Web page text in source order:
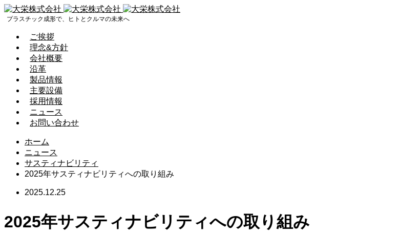
プラスチック成形で、ヒトとクルマの未来へ
ご挨拶
理念&方針
会社概要
沿革
製品情報
主要設備
採用情報
ニュース
お問い合わせ
ホーム
ニュース
サスティナビリティ
2025年サスティナビリティへの取り組み
2025.12.25
2025年サスティナビリティへの取り組み